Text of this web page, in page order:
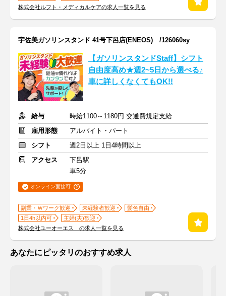
株式会社ルフト・メディカルケアの求人一覧を見る
宇佐美ガソリンスタンド 41号下呂店(ENEOS) /126060sy
【ガソリンスタンドStaff】シフト
自由度高め★週2~5日から選べる♪
車に詳しくなくてもOK!!
給与
時給1100～1180円 交通費規定支給
雇用形態
アルバイト・パート
シフト
週2日以上 1日4時間以上
アクセス
下呂駅
車5分
オンライン面接可
副業・Ｗワーク歓迎 未経験者歓迎
髪色自由
1日4h以内可
主婦(夫)歓迎
株式会社ユーオーエス の求人一覧を見る
あなたにピッタリのおすすめ求人